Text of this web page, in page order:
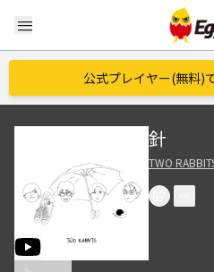
menu
公式プレイヤー(無料)
針
TWO